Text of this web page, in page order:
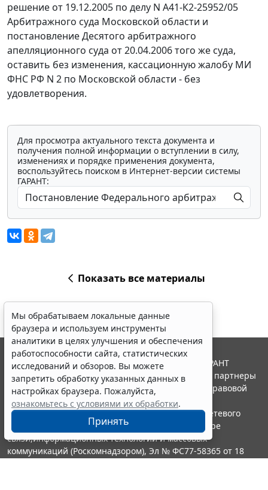
решение от 19.12.2005 по делу N А41-К2-25952/05
Арбитражного суда Московской области и
постановление Десятого арбитражного
апелляционного суда от 20.04.2006 того же суда,
оставить без изменения, кассационную жалобу МИ
ФНС РФ N 2 по Московской области - без
удовлетворения.
Для просмотра актуального текста документа и
получения полной информации о вступлении в силу,
изменениях и порядке применения документа,
воспользуйтесь поиском в Интернет-версии системы
ГАРАНТ:
Показать все материалы
Мы обрабатываем локальные данные
браузера и используем инструменты
аналитики в целях улучшения и обеспечения
работоспособности сайта, статистических
исследований и обзоров. Вы можете
запретить обработку указанных данных в
настройках браузера. Пожалуйста,
ознакомьтесь с условиями их обработки.
Принять
© ООО "НПП "ГАРАНТ-СЕРВИС", 2026. Система ГАРАНТ
выпускается с 1990 года. Компания "Гарант" и ее партнеры
являются участниками Российской ассоциации правовой
информации ГАРАНТ.
Портал ГАРАНТ.РУ зарегистрирован в качестве сетевого
издания Федеральной службой по надзору в сфере
связи,информационных технологий и массовых
коммуникаций (Роскомнадзором), Эл № ФС77-58365 от 18